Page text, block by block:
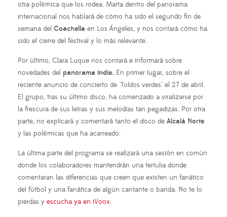
otra polémica que los rodea. Marta dentro del panorama
internacional nos hablará de cómo ha sido el segundo fin de
semana del Coachella en Los Ángeles, y nos contará cómo ha
sido el cierre del festival y lo más relevante.
Por último, Clara Luque nos contará e informará sobre
novedades del panorama indie. En primer lugar, sobre el
reciente anuncio de concierto de "Toldos verdes" el 27 de abril.
El grupo, tras su último disco, ha comenzado a viralizarse por
la frescura de sus letras y sus melodías tan pegadizas. Por otra
parte, no explicará y comentará tanto el disco de Alcalá Norte
y las polémicas que ha acarreado.
La última parte del programa se realizará una sesión en común
donde los colaboradores mantendrán una tertulia donde
comentaran las diferencias que creen que existen un fanático
del fútbol y una fanática de algún cantante o banda. No te lo
pierdas y escucha ya en iVoox.